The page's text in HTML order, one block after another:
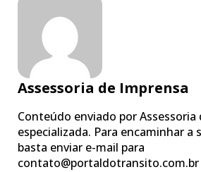
Assessoria de Imprensa
Conteúdo enviado por Assessoria
especializada. Para encaminhar a
basta enviar e-mail para
contato@portaldotransito.com.br